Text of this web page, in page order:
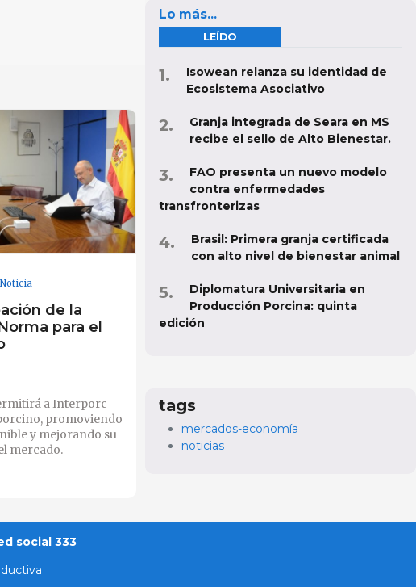
Noticia
de la
para el
a Interporc
promoviendo
y mejorando su
mercado.
Lo más...
LEÍDO
Isowean relanza su identidad de
Ecosistema Asociativo
Granja integrada de Seara en MS
recibe el sello de Alto Bienestar.
FAO presenta un nuevo modelo
contra enfermedades
transfronterizas
Brasil: Primera granja certificada
con alto nivel de bienestar animal
Diplomatura Universitaria en
Producción Porcina: quinta
edición
tags
mercados-economía
noticias
social 333